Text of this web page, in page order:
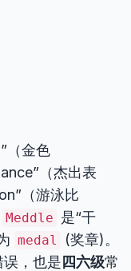
（金色
（杰出表
（游泳比
Meddle 是“干
medal
(奖章)。
，也是 四六级常